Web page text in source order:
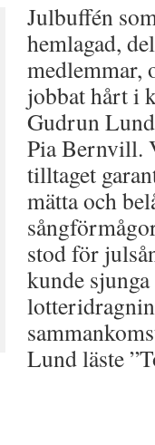
Julbuffén
hemlagad,
medlemmar,
jobbat hårt i
Gudrun
Pia Bernvill.
tilltaget
mätta och
stod för
kunde
Lund läste